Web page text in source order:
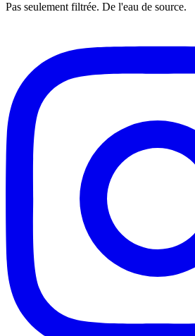
Pas seulement filtrée. De l'eau de source.